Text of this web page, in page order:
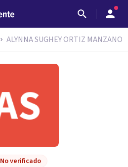
ALYNNA SUGHEY ORTIZ MANZANO
No verificado